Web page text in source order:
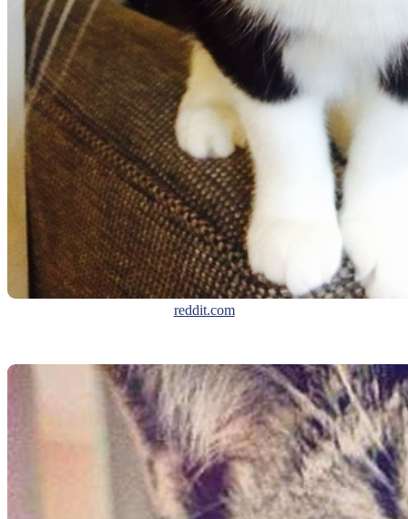
reddit.com